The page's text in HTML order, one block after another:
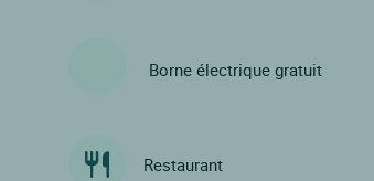
Borne électrique gratuit
Restaurant